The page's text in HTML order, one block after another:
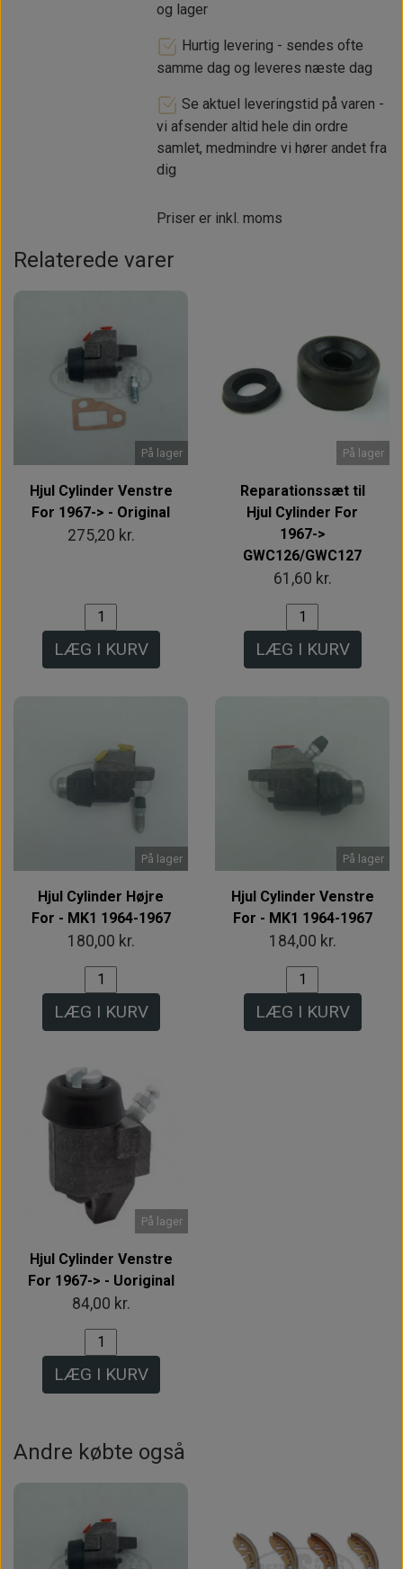
og lager
Hurtig levering - sendes ofte
samme dag og leveres næste dag
Se aktuel leveringstid på varen -
vi afsender altid hele din ordre
samlet, medmindre vi hører andet fra
dig
Priser er inkl. moms
Relaterede varer
På lager
Hjul Cylinder Venstre
For 1967-> - Original
275,20 kr.
LÆG I KURV
På lager
Reparationssæt til
Hjul Cylinder For
1967->
GWC126/GWC127
61,60 kr.
LÆG I KURV
På lager
Hjul Cylinder Højre
For - MK1 1964-1967
180,00 kr.
LÆG I KURV
På lager
Hjul Cylinder Venstre
For - MK1 1964-1967
184,00 kr.
LÆG I KURV
På lager
Hjul Cylinder Venstre
For 1967-> - Uoriginal
84,00 kr.
LÆG I KURV
Andre købte også